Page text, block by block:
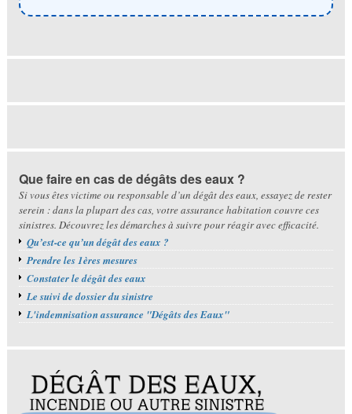
Que faire en cas de dégâts des eaux ?
Si vous êtes victime ou responsable d’un dégât des eaux, essayez de rester
serein : dans la plupart des cas, votre assurance habitation couvre ces
sinistres. Découvrez les démarches à suivre pour réagir avec efficacité.
Qu’est-ce qu’un dégât des eaux ?
Prendre les 1ères mesures
Constater le dégât des eaux
Le suivi de dossier du sinistre
L'indemnisation assurance "Dégâts des Eaux"